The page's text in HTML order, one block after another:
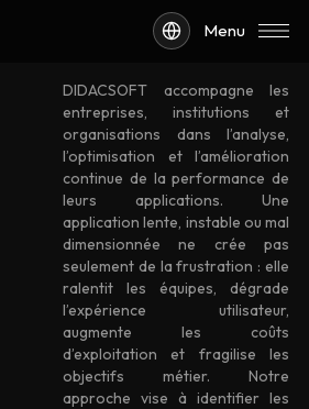
Menu
DIDACSOFT accompagne les
entreprises, institutions et
organisations dans l’analyse,
l’optimisation et l’amélioration
continue de la performance de
leurs applications. Une
application lente, instable ou mal
dimensionnée ne crée pas
seulement de la frustration : elle
ralentit les équipes, dégrade
l’expérience utilisateur,
augmente les coûts
d’exploitation et fragilise les
objectifs métier. Notre
approche vise à identifier les